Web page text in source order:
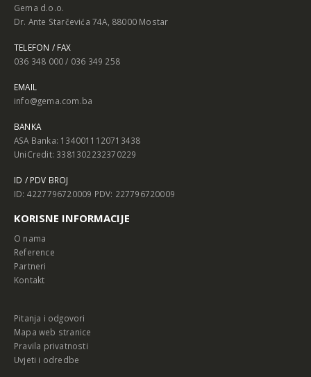
Gema d.o.o.
Dr. Ante Starčevića 74A, 88000 Mostar
TELEFON / FAX
036 348 000 / 036 349 258
EMAIL
info@gema.com.ba
BANKA
ASA Banka: 1340011120713438
UniCredit: 3381302232370229
ID / PDV BROJ
ID: 4227796720009 PDV: 227796720009
KORISNE INFORMACIJE
O nama
Reference
Partneri
Kontakt
Pitanja i odgovori
Mapa web stranice
Pravila privatnosti
Uvjeti i odredbe